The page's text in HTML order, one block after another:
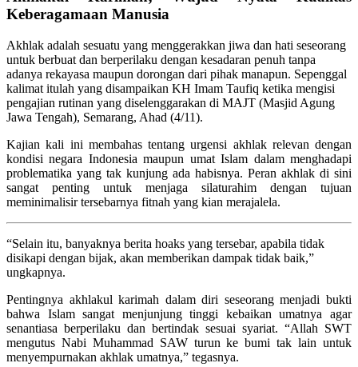
Keberagamaan Manusia
Akhlak adalah sesuatu yang menggerakkan jiwa dan hati seseorang
untuk berbuat dan berperilaku dengan kesadaran penuh tanpa
adanya rekayasa maupun dorongan dari pihak manapun. Sepenggal
kalimat itulah yang disampaikan KH Imam Taufiq ketika mengisi
pengajian rutinan yang diselenggarakan di MAJT (Masjid Agung
Jawa Tengah), Semarang, Ahad (4/11).
Kajian kali ini membahas tentang urgensi akhlak relevan dengan
kondisi negara Indonesia maupun umat Islam dalam menghadapi
problematika yang tak kunjung ada habisnya. Peran akhlak di sini
sangat penting untuk menjaga silaturahim dengan tujuan
meminimalisir tersebarnya fitnah yang kian merajalela.
“Selain itu, banyaknya berita hoaks yang tersebar, apabila tidak
disikapi dengan bijak, akan memberikan dampak tidak baik,”
ungkapnya.
Pentingnya akhlakul karimah dalam diri seseorang menjadi bukti
bahwa Islam sangat menjunjung tinggi kebaikan umatnya agar
senantiasa berperilaku dan bertindak sesuai syariat. “Allah SWT
mengutus Nabi Muhammad SAW turun ke bumi tak lain untuk
menyempurnakan akhlak umatnya,” tegasnya.